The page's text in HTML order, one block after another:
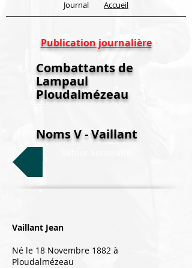
Journal Accueil
Publication journalière
Combattants de
Lampaul
Ploudalmézeau
Noms V - Vaillant
Vaillant Jean
Né le 18 Novembre 1882 à
Ploudalmézeau